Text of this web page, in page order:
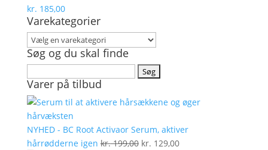
kr. 185,00
Varekategorier
Søg og du skal finde
efter:
Varer på tilbud
NYHED - BC Root Activaor Serum, aktiver
hårrødderne igen kr.199,00 Den
kr. 129,00Den